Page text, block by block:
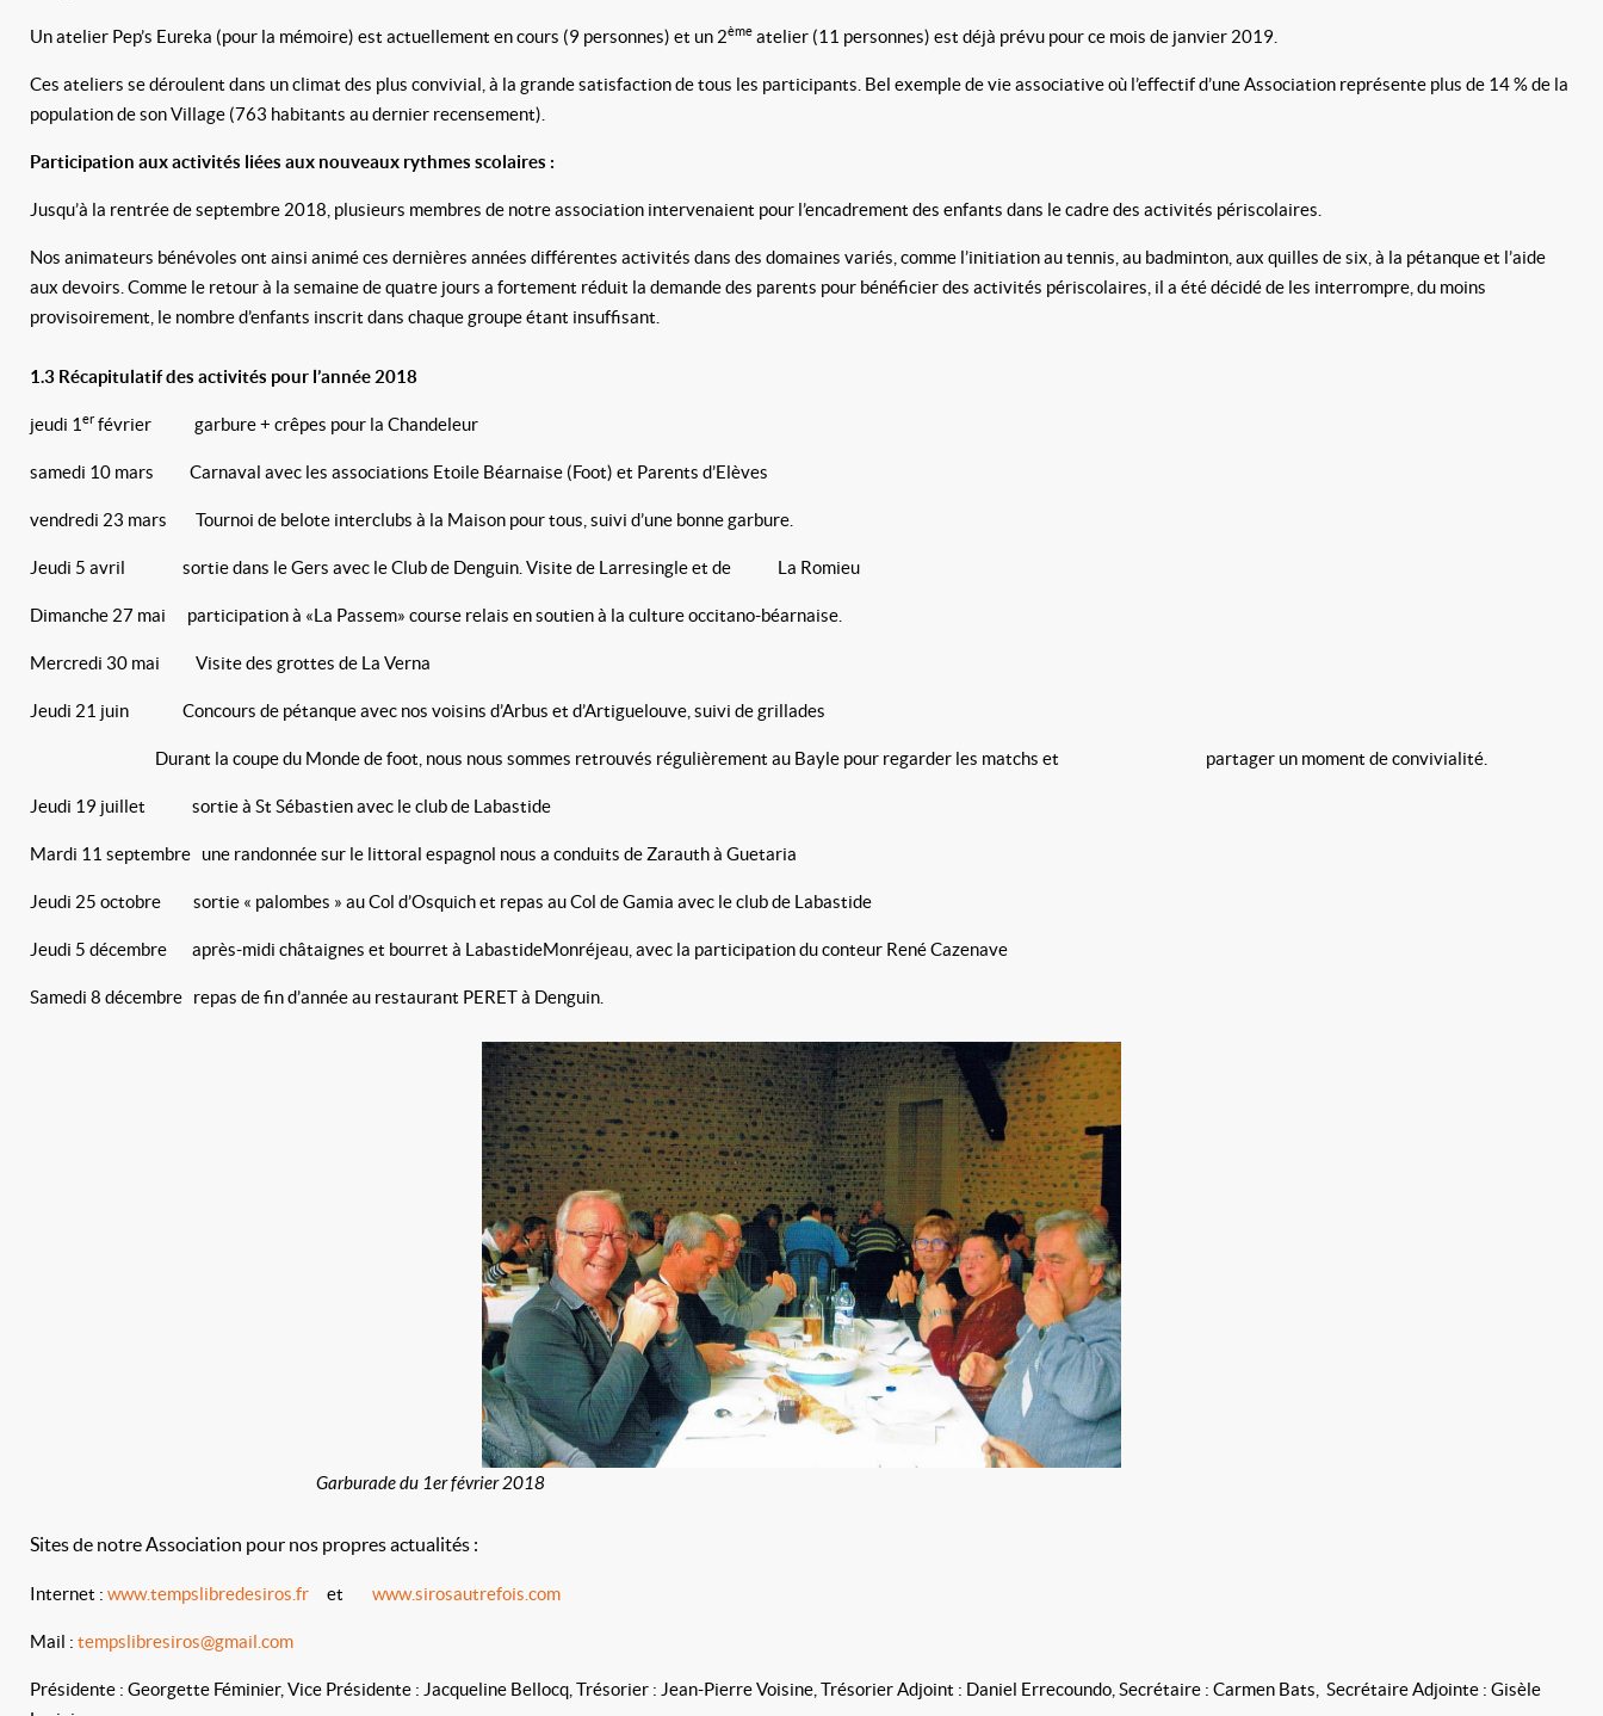
Un atelier Pep’s Eureka (pour la mémoire) est actuellement en cours (9 personnes) et un 2ème atelier (11 personnes) est déjà prévu pour ce mois de janvier 2019.
Ces ateliers se déroulent dans un climat des plus convivial, à la grande satisfaction de tous les participants. Bel exemple de vie associative où l’effectif d’une Association représente plus de 14 % de la
population de son Village (763 habitants au dernier recensement).
Participation aux activités liées aux nouveaux rythmes scolaires :
Jusqu’à la rentrée de septembre 2018, plusieurs membres de notre association intervenaient pour l’encadrement des enfants dans le cadre des activités périscolaires.
Nos animateurs bénévoles ont ainsi animé ces dernières années différentes activités dans des domaines variés, comme l’initiation au tennis, au badminton, aux quilles de six, à la pétanque et l’aide
aux devoirs. Comme le retour à la semaine de quatre jours a fortement réduit la demande des parents pour bénéficier des activités périscolaires, il a été décidé de les interrompre, du moins
provisoirement, le nombre d’enfants inscrit dans chaque groupe étant insuffisant.
1.3 Récapitulatif des activités pour l’année 2018
jeudi 1 erfévrier garbure + crêpes pour la Chandeleur
samedi 10 mars Carnaval avec les associations Etoile Béarnaise (Foot) et Parents d’Elèves
vendredi 23 mars Tournoi de belote interclubs à la Maison pour tous, suivi d’une bonne garbure.
Jeudi 5 avril sortie dans le Gers avec le Club de Denguin. Visite de Larresingle et de La Romieu
Dimanche 27 mai participation à «La Passem» course relais en soutien à la culture occitano-béarnaise.
Mercredi 30 mai Visite des grottes de La Verna
Jeudi 21 juin Concours de pétanque avec nos voisins d’Arbus et d’Artiguelouve, suivi de grillades
Durant la coupe du Monde de foot, nous nous sommes retrouvés régulièrement au Bayle pour regarder les matchs et partager un moment de convivialité.
Jeudi 19 juillet sortie à St Sébastien avec le club de Labastide
Mardi 11 septembre une randonnée sur le littoral espagnol nous a conduits de Zarauth à Guetaria
Jeudi 25 octobre sortie « palombes » au Col d’Osquich et repas au Col de Gamia avec le club de Labastide
Jeudi 5 décembre après-midi châtaignes et bourret à LabastideMonréjeau, avec la participation du conteur René Cazenave
Samedi 8 décembre repas de fin d’année au restaurant PERET à Denguin.
Garburade du 1er février 2018
Sites de notre Association pour nos propres actualités :
Internet : www.tempslibredesiros.fr et www.sirosautrefois.com
Mail : tempslibresiros@gmail.com
Présidente : Georgette Féminier, Vice Présidente : Jacqueline Bellocq, Trésorier : Jean-Pierre Voisine, Trésorier Adjoint : Daniel Errecoundo, Secrétaire : Carmen Bats, Secrétaire Adjointe : Gisèle